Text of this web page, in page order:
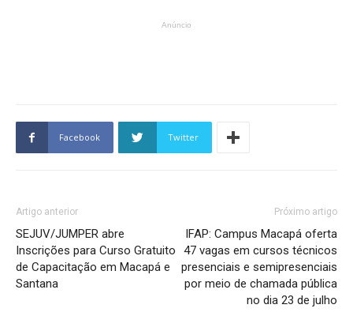
Anúncio
Facebook Twitter
Artigo anterior
SEJUV/JUMPER abre
Inscrições para Curso Gratuito
de Capacitação em Macapá e
Santana
Próximo artigo
IFAP: Campus Macapá oferta
47 vagas em cursos técnicos
presenciais e semipresenciais
por meio de chamada pública
no dia 23 de julho